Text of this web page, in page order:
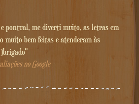
pontual, me diverti muito, as letras em
muito bem feitas e atenderam às
no Google